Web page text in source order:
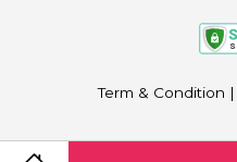
Term & Condition |